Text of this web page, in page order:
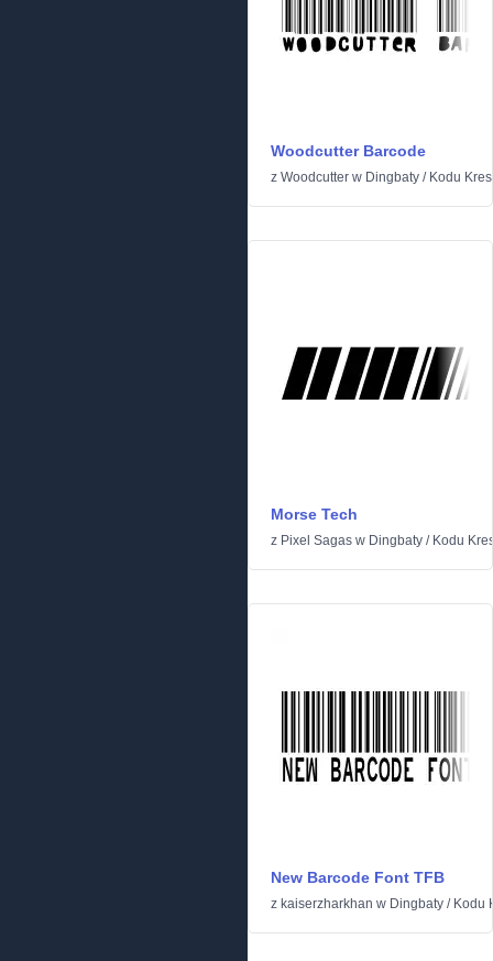
Woodcutter Barcode
z Woodcutter w Dingbaty / Kodu
Morse Tech
z Pixel Sagas w Dingbaty / Kodu
New Barcode Font TFB
z kaiserzharkhan w Dingbaty / Kodu